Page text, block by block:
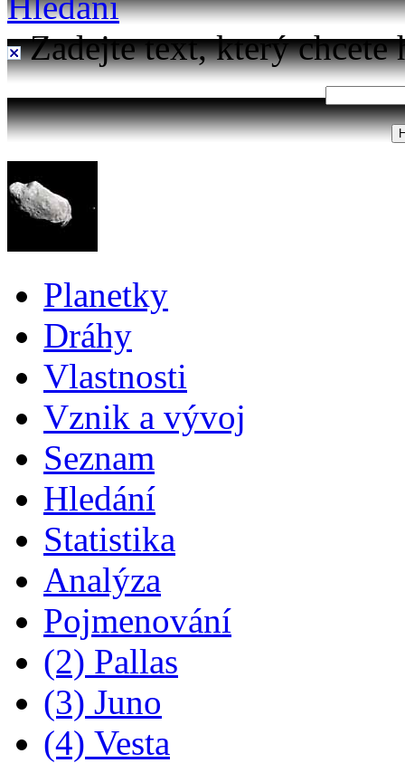
Zadejte text, který chcete
Planetky
Dráhy
Vlastnosti
Vznik a vývoj
Seznam
Hledání
Statistika
Analýza
Pojmenování
(2) Pallas
(3) Juno
(4) Vesta